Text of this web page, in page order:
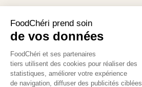
FoodChéri prend soin
de vos données
FoodChéri et ses partenaires
tiers utilisent des cookies pour réaliser des
statistiques, améliorer votre expérience
de navigation, diffuser des publicités ciblées
Pantin
Montreuil
Plateaux Repas